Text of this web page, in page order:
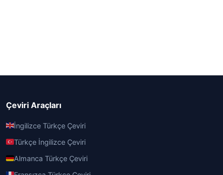
Çeviri Araçları
İngilizce Türkçe Çeviri
Türkçe İngilizce Çeviri
Almanca Türkçe Çeviri